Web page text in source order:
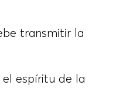
transmitir la
espíritu de la